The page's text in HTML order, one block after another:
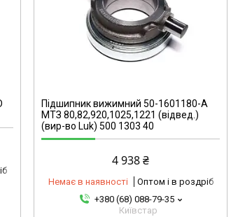
Підшипник вижимний 50-1601180-А
МТЗ 80,82,920,1025,1221 (відвед.)
(вир-во Luk) 500 1303 40
4 938 ₴
Немає в наявності
Оптом і в роздріб
+380 (68) 088-79-35
Київстар